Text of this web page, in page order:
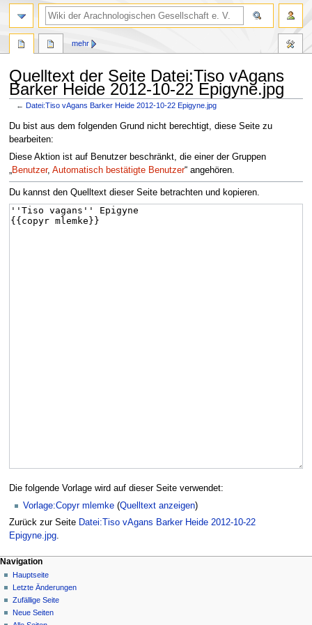
Quelltext der Seite Datei:Tiso vAgans
Barker Heide 2012-10-22 Epigyne.jpg
←Datei:Tiso vAgans Barker Heide 2012-10-22 Epigyne.jpg
Zur
Navigation
springen
Zur
Suche
springen
Du bist aus dem folgenden Grund nicht berechtigt, diese Seite zu
bearbeiten:
Diese Aktion ist auf Benutzer beschränkt, die einer der Gruppen
„Benutzer, Automatisch bestätigte Benutzer“ angehören.
Du kannst den Quelltext dieser Seite betrachten und kopieren.
Die folgende Vorlage wird auf dieser Seite verwendet:
Vorlage:Copyr mlemke (Quelltext anzeigen)
Zurück zur Seite Datei:Tiso vAgans Barker Heide 2012-10-22
Epigyne.jpg.
mehr
Navigation
Hauptseite
Letzte Änderungen
Zufällige Seite
Neue Seiten